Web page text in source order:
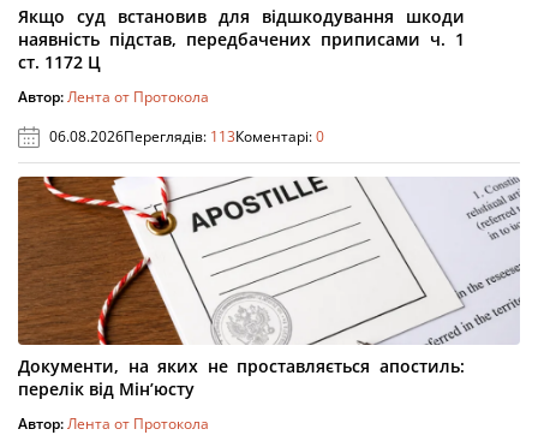
Якщо суд встановив для відшкодування шкоди
наявність підстав, передбачених приписами ч. 1
ст. 1172 Ц
Автор:Лента от Протокола
06.08.2026Переглядів: 113Коментарі:0
Документи, на яких не проставляється апостиль:
перелік від Мін’юсту
Автор:Лента от Протокола